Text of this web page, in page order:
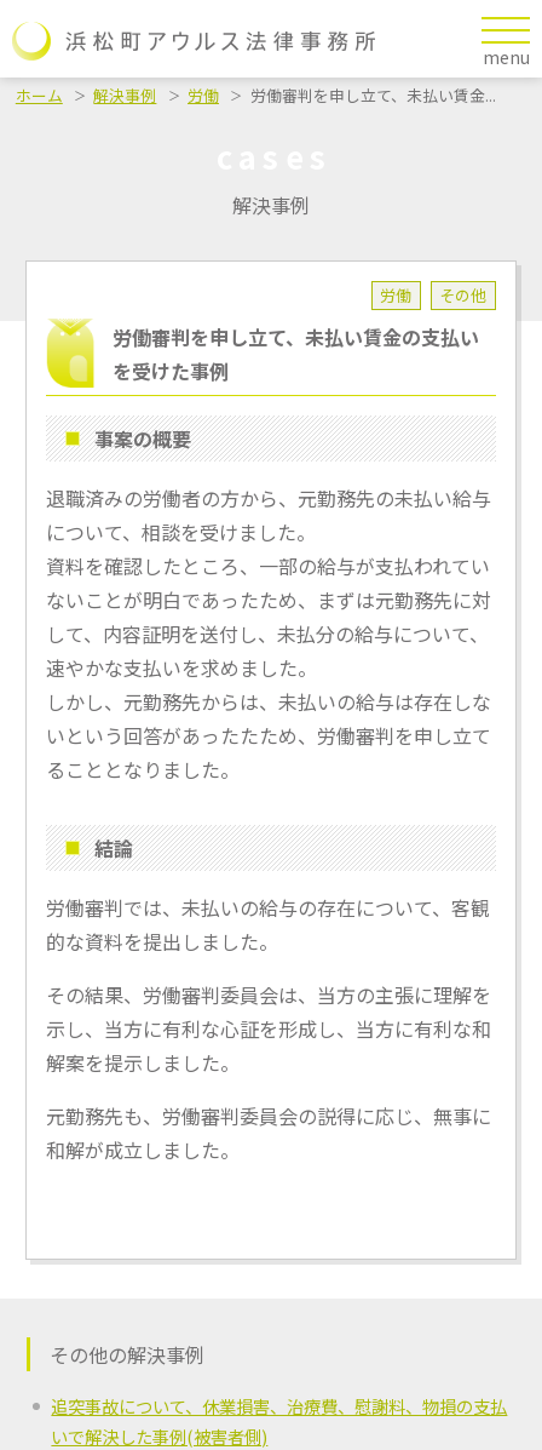
menu
ホーム 解決事例 労働 労働審判を申し立て、未払い賃金...
解決事例
労働 その他
労働審判を申し立て、未払い賃金の支払い
を受けた事例
事案の概要
退職済みの労働者の方から、元勤務先の未払い給与
について、相談を受けました。
資料を確認したところ、一部の給与が支払われてい
ないことが明白であったため、まずは元勤務先に対
して、内容証明を送付し、未払分の給与について、
速やかな支払いを求めました。
しかし、元勤務先からは、未払いの給与は存在しな
いという回答があったたため、労働審判を申し立て
ることとなりました。
結論
労働審判では、未払いの給与の存在について、客観
的な資料を提出しました。
その結果、労働審判委員会は、当方の主張に理解を
示し、当方に有利な心証を形成し、当方に有利な和
解案を提示しました。
元勤務先も、労働審判委員会の説得に応じ、無事に
和解が成立しました。
その他の解決事例
追突事故について、休業損害、治療費、慰謝料、物損の支払
いで解決した事例(被害者側)